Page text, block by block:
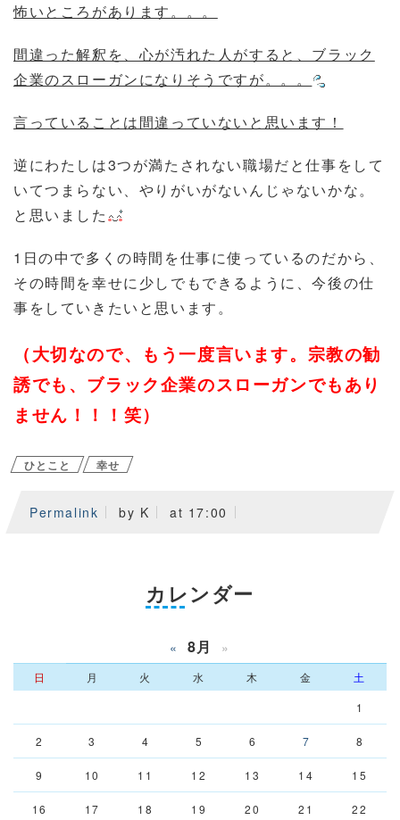
怖いところがあります。。。
間違った解釈を、心が汚れた人がすると、ブラック
企業のスローガンになりそうですが。。。
言っていることは間違っていないと思います！
逆にわたしは3つが満たされない職場だと仕事をして
いてつまらない、やりがいがないんじゃないかな。
と思いました
1日の中で多くの時間を仕事に使っているのだから、
その時間を幸せに少しでもできるように、今後の仕
事をしていきたいと思います。
（大切なので、もう一度言います。宗教の勧
誘でも、ブラック企業のスローガンでもあり
ません！！！笑）
ひとこと 幸せ
Permalink by K at 17:00
カレンダー
« 8月 »
日 月 火 水 木 金
土
1
2 3 4 5 6 7 8
9 10 11 12 13 14 15
16 17 18 19 20 21 22